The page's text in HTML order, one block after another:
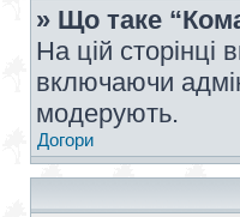
» Що таке
На цій сторінці
включаючи
модерують.
Догори